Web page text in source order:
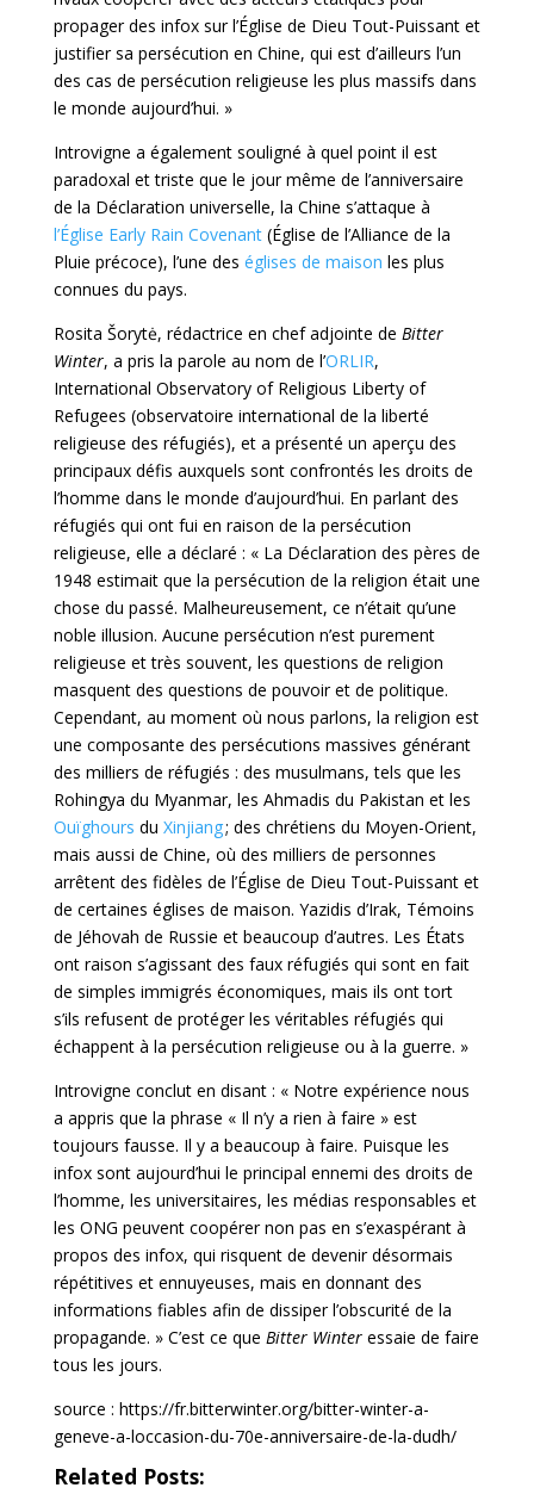
propager des infox sur l’Église de Dieu Tout-Puissant et
justifier sa persécution en Chine, qui est d’ailleurs l’un
des cas de persécution religieuse les plus massifs dans
le monde aujourd’hui. »
Introvigne a également souligné à quel point il est
paradoxal et triste que le jour même de l’anniversaire
de la Déclaration universelle, la Chine s’attaque à
l’Église Early Rain Covenant(Église de l’Alliance de la
Pluie précoce), l’une des églises de maison les plus
connues du pays.
Rosita Šorytė, rédactrice en chef adjointe de Bitter
Winter, a pris la parole au nom de l’ORLIR,
International Observatory of Religious Liberty of
Refugees (observatoire international de la liberté
religieuse des réfugiés), et a présenté un aperçu des
principaux défis auxquels sont confrontés les droits de
l’homme dans le monde d’aujourd’hui. En parlant des
réfugiés qui ont fui en raison de la persécution
religieuse, elle a déclaré : « La Déclaration des pères de
1948 estimait que la persécution de la religion était une
chose du passé. Malheureusement, ce n’était qu’une
noble illusion. Aucune persécution n’est purement
religieuse et très souvent, les questions de religion
masquent des questions de pouvoir et de politique.
Cependant, au moment où nous parlons, la religion est
une composante des persécutions massives générant
des milliers de réfugiés : des musulmans, tels que les
Rohingya du Myanmar, les Ahmadis du Pakistan et les
Ouïghours du Xinjiang; des chrétiens du Moyen-Orient,
mais aussi de Chine, où des milliers de personnes
arrêtent des fidèles de l’Église de Dieu Tout-Puissant et
de certaines églises de maison. Yazidis d’Irak, Témoins
de Jéhovah de Russie et beaucoup d’autres. Les États
ont raison s’agissant des faux réfugiés qui sont en fait
de simples immigrés économiques, mais ils ont tort
s’ils refusent de protéger les véritables réfugiés qui
échappent à la persécution religieuse ou à la guerre. »
Introvigne conclut en disant : « Notre expérience nous
a appris que la phrase « Il n’y a rien à faire » est
toujours fausse. Il y a beaucoup à faire. Puisque les
infox sont aujourd’hui le principal ennemi des droits de
l’homme, les universitaires, les médias responsables et
les ONG peuvent coopérer non pas en s’exaspérant à
propos des infox, qui risquent de devenir désormais
répétitives et ennuyeuses, mais en donnant des
informations fiables afin de dissiper l’obscurité de la
propagande. » C’est ce que Bitter Winteressaie de faire
tous les jours.
source : https://fr.bitterwinter.org/bitter-winter-a-
geneve-a-loccasion-du-70e-anniversaire-de-la-dudh/
Related Posts: